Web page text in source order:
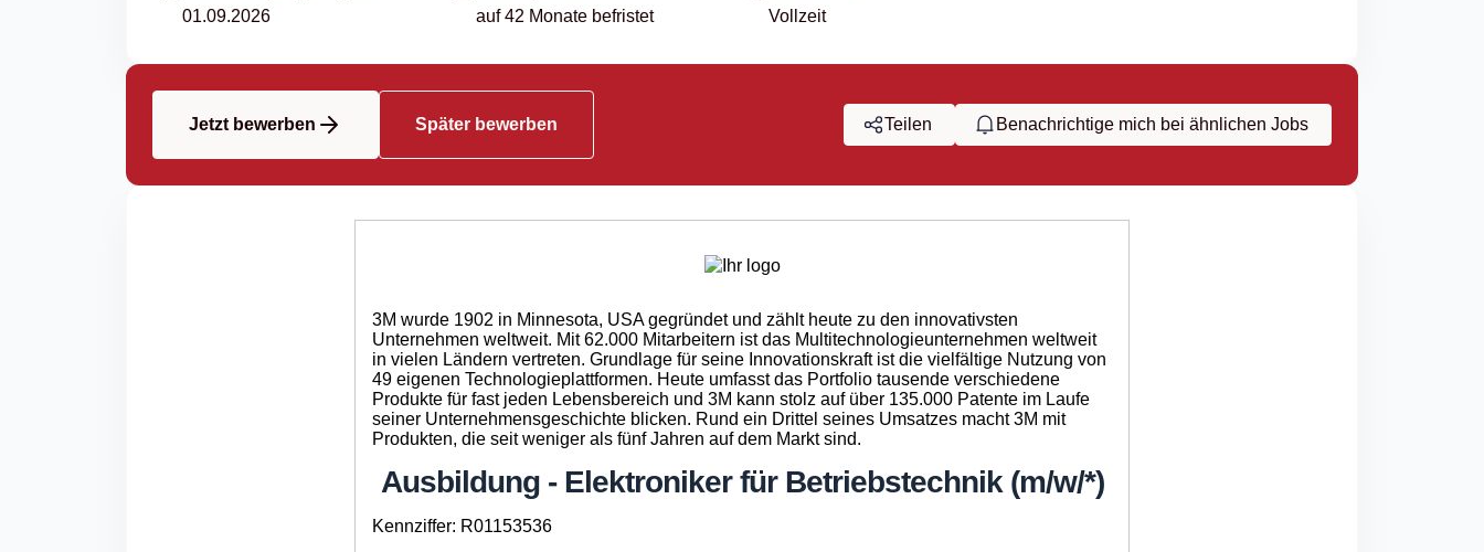
01.09.2026 auf 42 Monate befristet Vollzeit
Jetzt bewerben Später bewerben Teilen Benachrichtige mich bei ähnlichen Jobs
3M wurde 1902 in Minnesota, USA gegründet und zählt heute zu den innovativsten
Unternehmen weltweit. Mit 62.000 Mitarbeitern ist das Multitechnologieunternehmen weltweit
in vielen Ländern vertreten. Grundlage für seine Innovationskraft ist die vielfältige Nutzung von
49 eigenen Technologieplattformen. Heute umfasst das Portfolio tausende verschiedene
Produkte für fast jeden Lebensbereich und 3M kann stolz auf über 135.000 Patente im Laufe
seiner Unternehmensgeschichte blicken. Rund ein Drittel seines Umsatzes macht 3M mit
Produkten, die seit weniger als fünf Jahren auf dem Markt sind.
Ausbildung - Elektroniker für Betriebstechnik (m/w/*)
Kennziffer: R01153536